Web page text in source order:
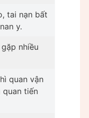
tai nạn bất
y.
nhiều
quan vận
quan tiến